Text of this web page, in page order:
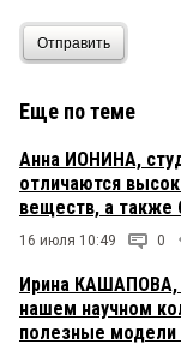
Отправить
Еще по теме
Анна ИОНИНА,
отличаются
веществ, а также
16 июля 10:49 0
Ирина КАШАПОВА,
нашем научном
полезные модели